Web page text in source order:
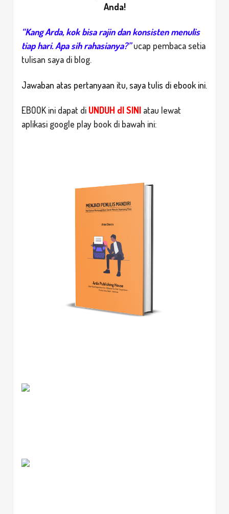
Anda!
“Kang Arda, kok bisa rajin dan konsisten menulis
tiap hari. Apa sih rahasianya?”ucap pembaca setia
tulisan saya di blog.
Jawaban atas pertanyaan itu, saya tulis di ebook ini.
EBOOK ini dapat di UNDUH dI SINI atau lewat
aplikasi google play book di bawah ini: